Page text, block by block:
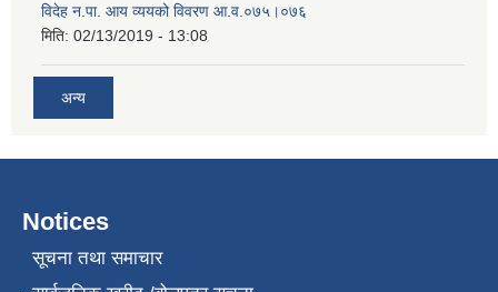
विदेह न.पा. आय व्ययको विवरण आ.व.०७५।०७६
मिति: 02/13/2019 - 13:08
अन्य
Notices
सूचना तथा समाचार